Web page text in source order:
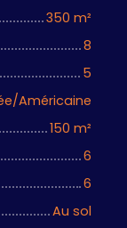
350 m²
8
5
Américaine
150 m²
6
6
Au sol